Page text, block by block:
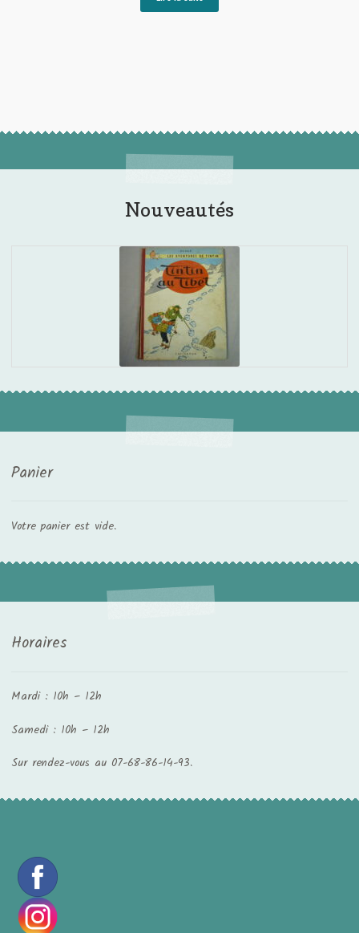
Nouveautés
Panier
Votre panier est vide.
Horaires
Mardi : 10h – 12h
Samedi : 10h – 12h
Sur rendez-vous au 07-68-86-14-93.